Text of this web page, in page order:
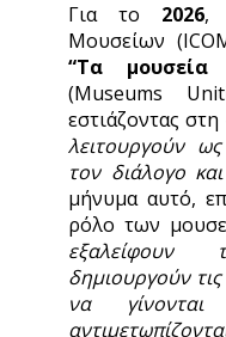
Για το 2026,
Μουσείων
“Τα μουσεία
(Museums
εστιάζοντας στη
λειτουργούν
τον διάλογο
μήνυμα αυτό,
ρόλο των
εξαλείφουν
δημιουργούν
να